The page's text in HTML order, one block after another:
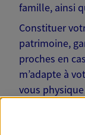
famille, ainsi
Constituer
patrimoine,
proches en
m’adapte à
vous